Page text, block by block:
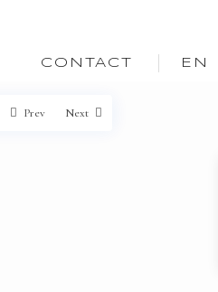
CONTACT EN
Prev Next